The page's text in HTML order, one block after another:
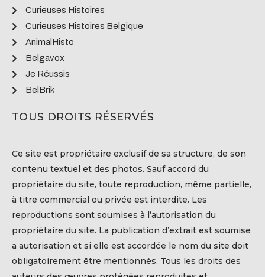
Curieuses Histoires
Curieuses Histoires Belgique
AnimalHisto
Belgavox
Je Réussis
BelBrik
TOUS DROITS RÉSERVÉS
Ce site est propriétaire exclusif de sa structure, de son
contenu textuel et des photos. Sauf accord du
propriétaire du site, toute reproduction, même partielle,
à titre commercial ou privée est interdite. Les
reproductions sont soumises à l’autorisation du
propriétaire du site. La publication d’extrait est soumise
a autorisation et si elle est accordée le nom du site doit
obligatoirement être mentionnés. Tous les droits des